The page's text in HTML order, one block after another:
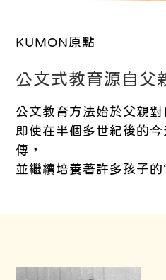
KUMON原點
公文式教育源自父
公文式教育源自父
公文教育方法始於父親對
即使在半個多世紀後的
傳，
並繼續培養著許多孩子的